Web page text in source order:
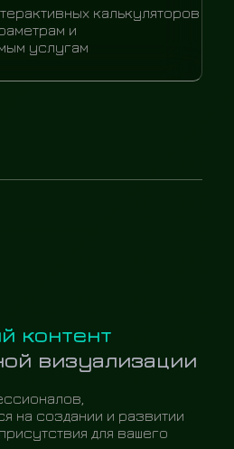
калькуляторов
и
услугам
контент
визуализации
на создании и развитии
для вашего